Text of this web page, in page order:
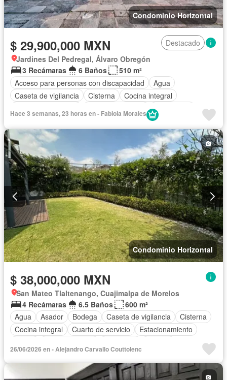
Condominio Horizontal
$ 29,900,000 MXN
Destacado
Jardines Del Pedregal, Álvaro Obregón
3 Recámaras
6 Baños
510 m²
Acceso para personas con discapacidad
Agua
Caseta de vigilancia
Cisterna
Cocina integral
Electricidad
Despacho
Sala polivalente
Hace 3 semanas, 23 horas en - Fabiola Morales
Condominio Horizontal
$ 38,000,000 MXN
San Mateo Tlaltenango, Cuajimalpa de Morelos
4 Recámaras
6.5 Baños
600 m²
Agua
Asador Bodega Caseta de vigilancia
Cisterna
Cocina integral
Cuarto de servicio
Estacionamiento
Vista panorámica
Sin amueblar
26/06/2026 en - Alejandro Carvallo Couttolenc